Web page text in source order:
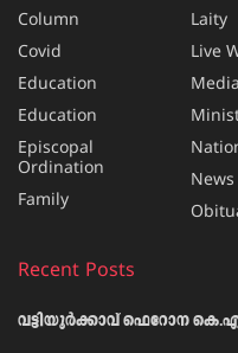
Column
Covid
Education
Education
Episcopal
Ordination
Family
Laity
Live
Media
News
Recent Posts
വട്ടിയൂർക്കാവ് ഫെറോന